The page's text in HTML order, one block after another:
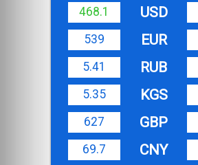
468.1 USD
539
EUR
5.41
RUB
5.35
KGS
627
GBP
69.7
CNY